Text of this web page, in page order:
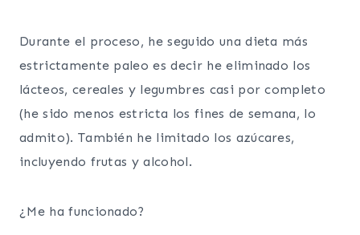
Durante el proceso, he seguido una dieta más
estrictamente paleo es decir he eliminado los
lácteos, cereales y legumbres casi por completo
(he sido menos estricta los fines de semana, lo
admito). También he limitado los azúcares,
incluyendo frutas y alcohol.
¿Me ha funcionado?